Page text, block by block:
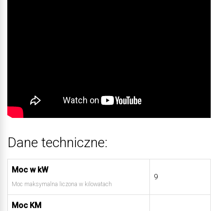
Dane techniczne:
Moc w kW
Moc maksymalna liczona w kilowatach
9
Moc KM